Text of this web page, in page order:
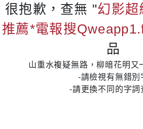
很抱歉，查無 "幻影超
推薦*電報搜
品
山重水複疑無路，柳暗花明又
-請檢視有無錯別
-請更換不同的字詞